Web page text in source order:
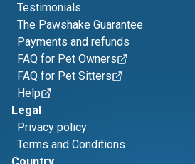
Testimonials
The Pawshake Guarantee
Payments and refunds
FAQ for Pet Owners
FAQ for Pet Sitters
Help
Legal
Privacy policy
Terms and Conditions